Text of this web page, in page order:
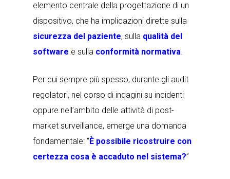
elemento centrale della progettazione di un
dispositivo, che ha implicazioni dirette sulla
sicurezza del paziente, sulla qualità del
software e sulla conformità normativa.
Per cui sempre più spesso, durante gli audit
regolatori, nel corso di indagini su incidenti
oppure nell’ambito delle attività di post-
market surveillance, emerge una domanda
fondamentale: “È possibile ricostruire con
certezza cosa è accaduto nel sistema?”